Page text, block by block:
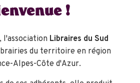
!
l'association Libraires du Sud
du territoire en région
Alpes-Côte d'Azur.